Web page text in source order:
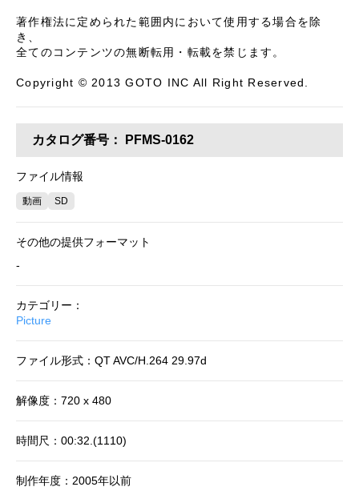
著作権法に定められた範囲内において使用する場合を除
き、
全てのコンテンツの無断転用・転載を禁じます。
Copyright © 2013 GOTO INC All Right Reserved.
カタログ番号： PFMS-0162
ファイル情報
動画 SD
その他の提供フォーマット
-
カテゴリー：
Picture
ファイル形式：QT AVC/H.264 29.97d
解像度：720 x 480
時間尺：00:32.(1110)
制作年度：2005年以前